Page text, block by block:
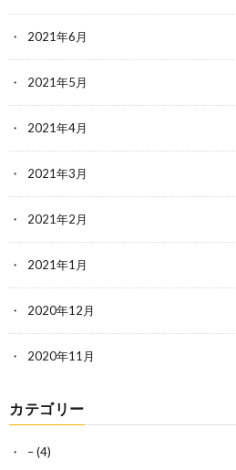
2021年6月
2021年5月
2021年4月
2021年3月
2021年2月
2021年1月
2020年12月
2020年11月
カテゴリー
–(4)